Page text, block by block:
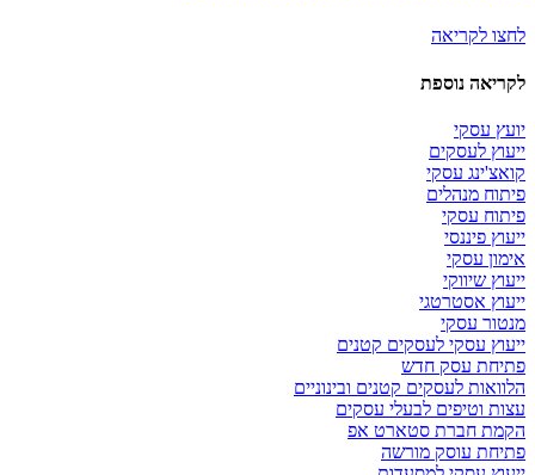
לחצו לקריאה
לקריאה נוספת
יועץ עסקי
ייעוץ לעסקים
קואצ'ינג עסקי
פיתוח מנהלים
פיתוח עסקי
ייעוץ פיננסי
אימון עסקי
ייעוץ שיווקי
ייעוץ אסטרטגי
מנטור עסקי
ייעוץ עסקי לעסקים קטנים
פתיחת עסק חדש
הלוואות לעסקים קטנים ובינוניים
עצות וטיפים לבעלי עסקים
הקמת חברת סטארט אפ
פתיחת עוסק מורשה